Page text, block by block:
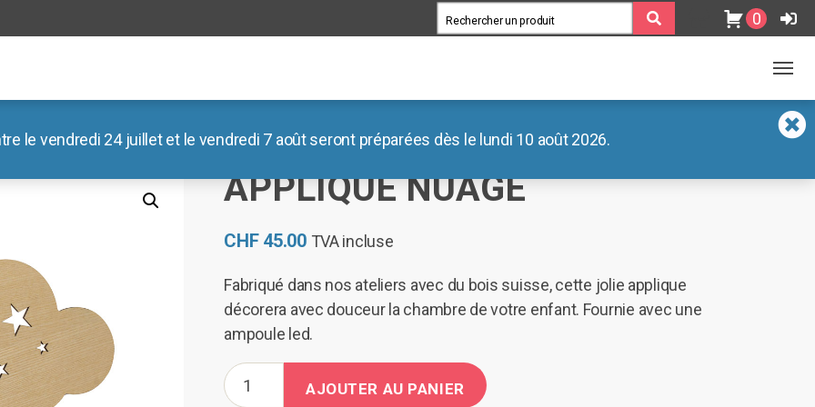
le vendredi 24 juillet et le vendredi 7 août seront préparées dès le lundi 10 août 2026.
0
/ Applique nuage
APPLIQUE NUAGE
CHF45.00 TVA incluse
Fabriqué dans nos ateliers avec du bois suisse, cette jolie applique
décorera avec douceur la chambre de votre enfant. Fournie avec une
ampoule led.
quantité
de
AJOUTER AU PANIER